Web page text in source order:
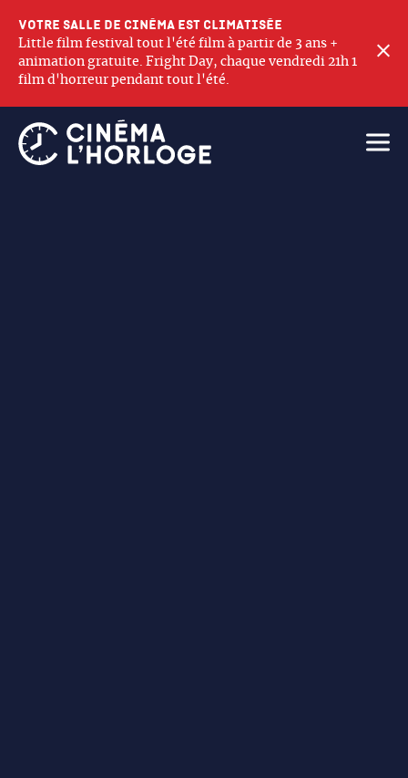
Votre salle de cinéma est climatisée
Little film festival tout l'été film à partir de 3 ans +
animation gratuite. Fright Day, chaque vendredi 21h 1
film d'horreur pendant tout l'été.